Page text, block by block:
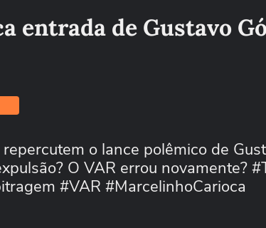
entrada de Gustavo
o lance polêmico de
O VAR errou novamente?
#VAR #MarcelinhoCarioca